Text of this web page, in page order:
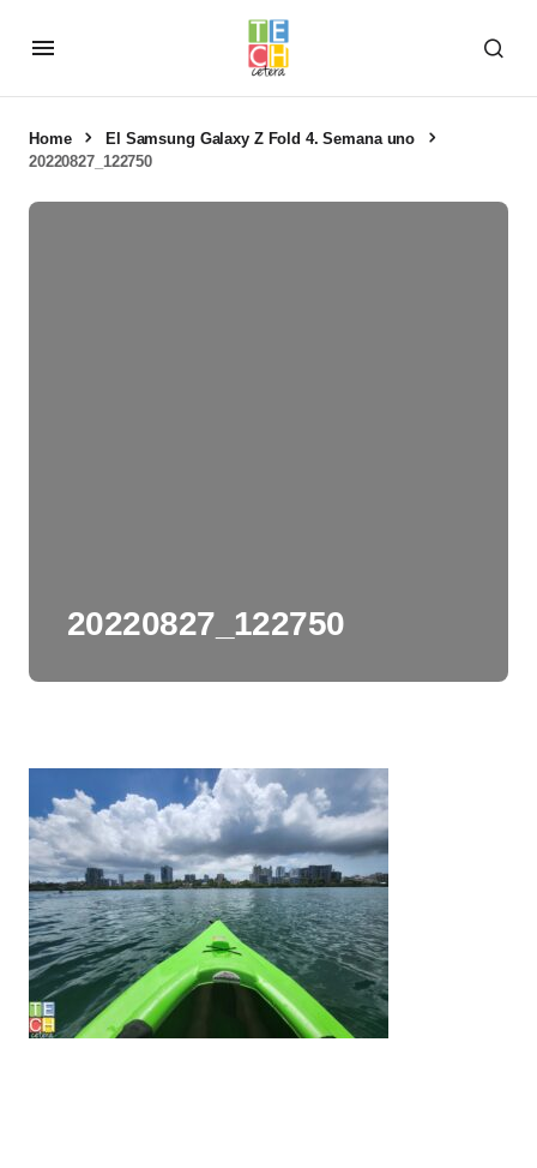
Home
El Samsung Galaxy Z Fold 4. Semana uno
20220827_122750
20220827_122750